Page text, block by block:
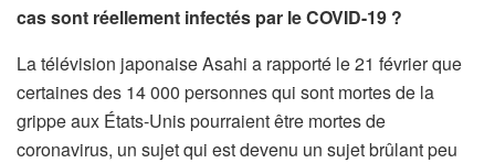
cas sont réellement infectés par le COVID-19 ?
La télévision japonaise Asahi a rapporté le 21 février que
certaines des 14 000 personnes qui sont mortes de la
grippe aux États-Unis pourraient être mortes de
coronavirus, un sujet qui est devenu un sujet brûlant peu